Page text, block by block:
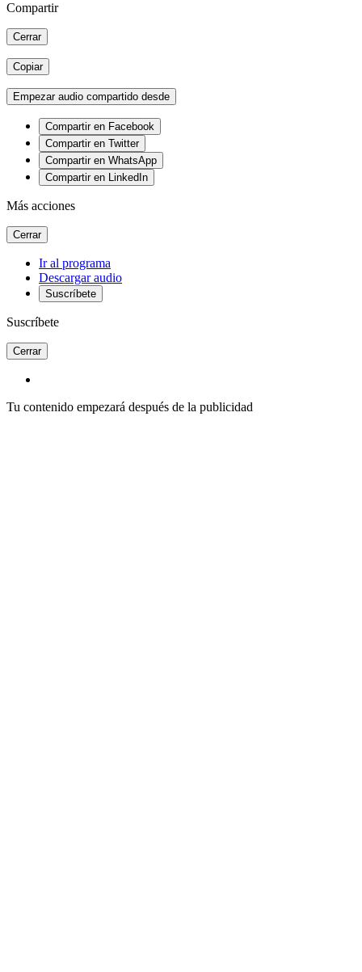
Compartir
Cerrar
Copiar
Empezar audio compartido desde
Compartir en Facebook
Compartir en Twitter
Compartir en WhatsApp
Compartir en LinkedIn
Más acciones
Cerrar
Ir al programa
Descargar audio
Suscríbete
Suscríbete
Cerrar
Tu contenido empezará después de la publicidad